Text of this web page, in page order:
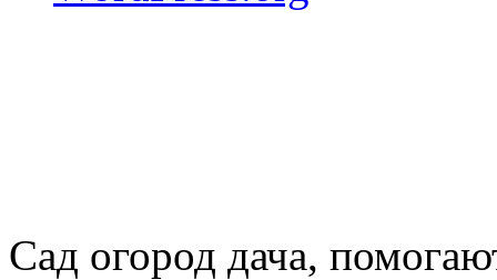
Сад огород дача,